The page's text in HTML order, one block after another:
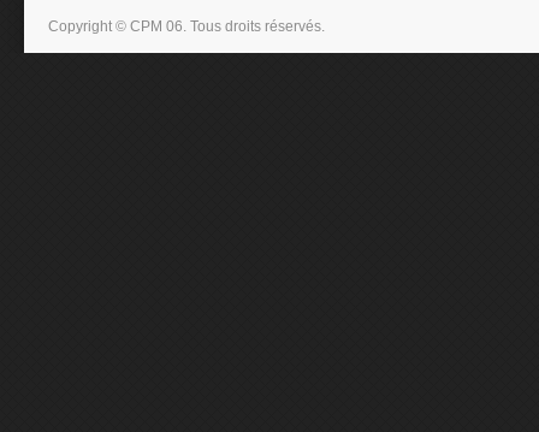
Copyright © CPM 06. Tous droits réservés.